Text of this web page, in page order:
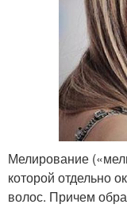
Мелирование
которой отдельно
волос. Причем